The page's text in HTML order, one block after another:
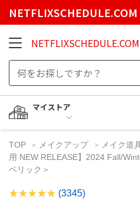
NETFLIXSCHEDULE.COM
NETFLIXSCHEDULE.COM
マイストア
TOP メイクアップ メイク道
用 NEW RELEASE】2024 Fall/
ベリック＞
(3345)